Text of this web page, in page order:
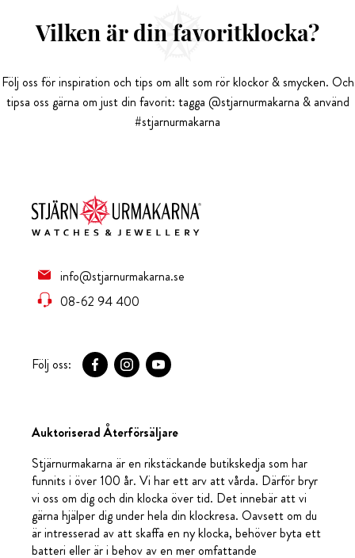
Vilken är din favoritklocka?
Följ oss för inspiration och tips om allt som rör klockor & smycken. Och
tipsa oss gärna om just din favorit: tagga @stjarnurmakarna & använd
#stjarnurmakarna
info@stjarnurmakarna.se
08-62 94 400
Följ oss:
Auktoriserad Återförsäljare
Stjärnurmakarna är en rikstäckande butikskedja som har
funnits i över 100 år. Vi har ett arv att vårda. Därför bryr
vi oss om dig och din klocka över tid. Det innebär att vi
gärna hjälper dig under hela din klockresa. Oavsett om du
är intresserad av att skaffa en ny klocka, behöver byta ett
batteri eller är i behov av en mer omfattande